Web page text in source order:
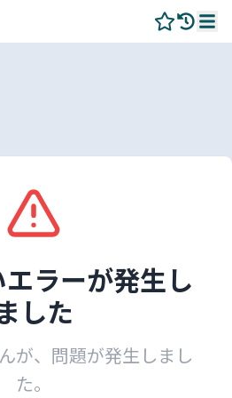
ラーが発生し
した
が、問題が発生しまし
た。